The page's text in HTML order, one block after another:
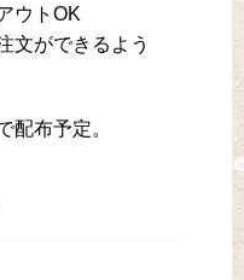
ウトOK
文ができるよう
配布予定。